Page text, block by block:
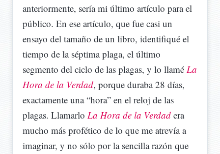
anteriormente, sería mi último artículo para el
público. En ese artículo, que fue casi un
ensayo del tamaño de un libro, identifiqué el
tiempo de la séptima plaga, el último
segmento del ciclo de las plagas, y lo llamé La
Hora de la Verdad, porque duraba 28 días,
exactamente una “hora” en el reloj de las
plagas. Llamarlo La Hora de la Verdad era
mucho más profético de lo que me atrevía a
imaginar, y no sólo por la sencilla razón que